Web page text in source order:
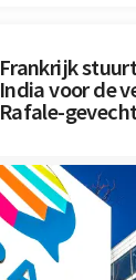
Frankrijk
India voor de
Rafale-